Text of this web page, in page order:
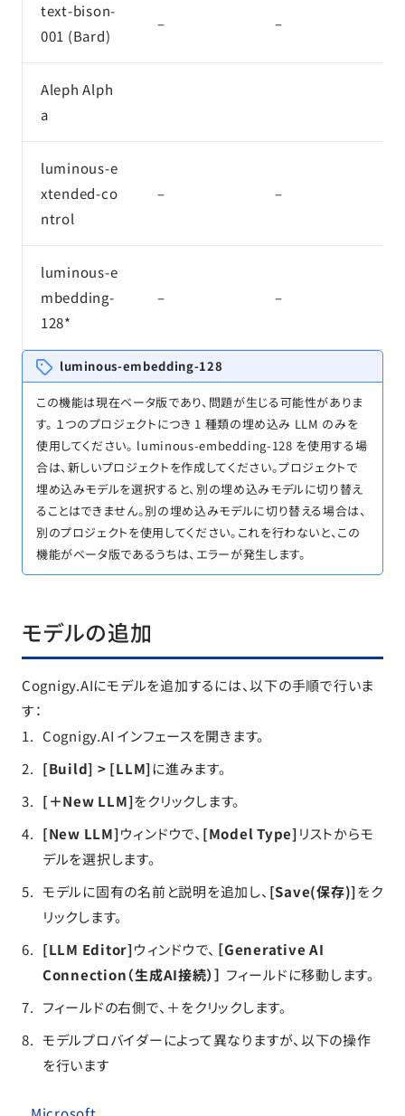
text-bison-
001 (Bard)
– –
Aleph Alph
a
luminous-e
xtended-co
ntrol
– –
luminous-e
mbedding-
128*
– –
luminous-embedding-128
この機能は現在ベータ版であり、問題が生じる可能性がありま
す。 １つのプロジェクトにつき 1 種類の埋め込み LLM のみを
使用してください。 luminous-embedding-128 を使用する場
合は、新しいプロジェクトを作成してください。プロジェクトで
埋め込みモデルを選択すると、別の埋め込みモデルに切り替え
ることはできません。別の埋め込みモデルに切り替える場合は、
別のプロジェクトを使用してください。これを行わないと、この
機能がベータ版であるうちは、エラーが発生します。
モデルの追加
Cognigy.AIにモデルを追加するには、以下の手順で行いま
す：
Cognigy.AI インフェースを開きます。
[Build] > [LLM]に進みます。
[＋New LLM]をクリックします。
[New LLM]ウィンドウで、 [Model Type]リストからモ
デルを選択します。
モデルに固有の名前と説明を追加し、 [Save(保存)]をク
リックします。
[LLM Editor]ウィンドウで、 ［Generative AI
Connection（生成AI接続）］ フィールドに移動します。
フィールドの右側で、＋をクリックします。
モデルプロバイダーによって異なりますが、以下の操作
を行います